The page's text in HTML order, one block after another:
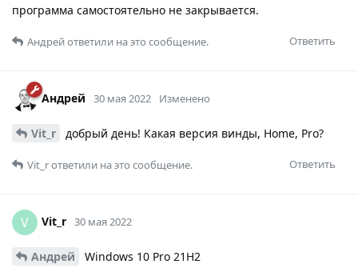
программа самостоятельно не закрывается.
Ответить
Андрейответили на это сообщение.
Андрей 30 мая 2022 Изменено
Vit_r добрый день! Какая версия винды, Home, Pro?
Ответить
Vit_rответили на это сообщение.
V Vit_r 30 мая 2022
Андрей Windows 10 Pro 21H2